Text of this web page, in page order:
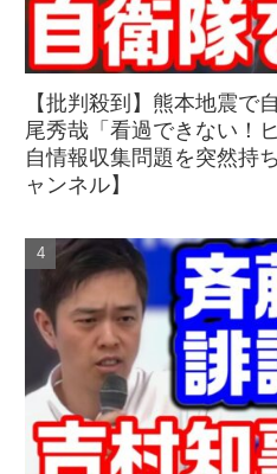
【批判殺到】熊本地震
尾秀哉「看過できない！
自情報収集問題を突然持
ャンネル】